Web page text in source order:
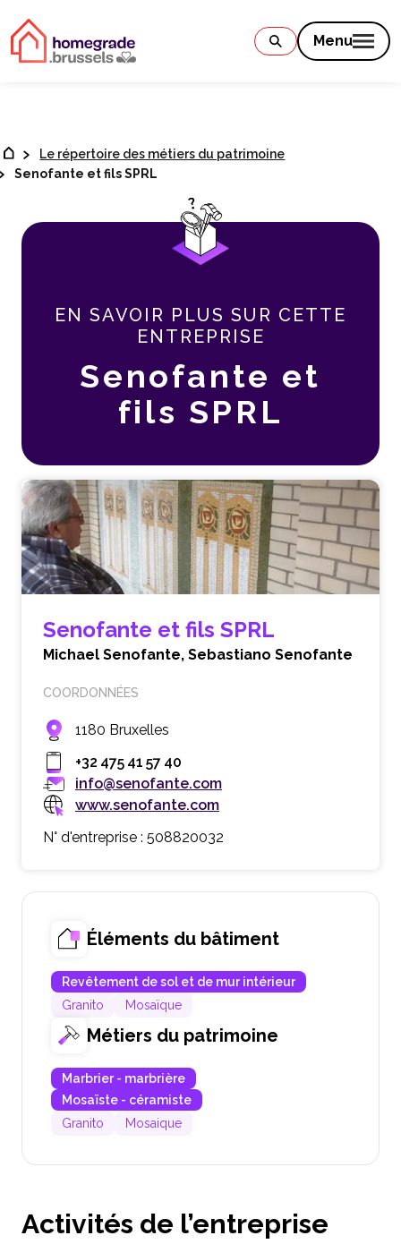
Menu
Le répertoire des métiers du patrimoine
Senofante et fils SPRL
EN SAVOIR PLUS SUR CETTE
ENTREPRISE
Senofante et
fils SPRL
Senofante et fils SPRL
Michael Senofante, Sebastiano Senofante
COORDONNÉES
1180 Bruxelles
+32 475 41 57 40
info@senofante.com
www.senofante.com
N° d'entreprise : 508820032
Éléments du bâtiment
Revêtement de sol et de mur intérieur
Granito
Mosaïque
Métiers du patrimoine
Marbrier - marbrière
Mosaïste - céramiste
Granito
Mosaique
Activités de l’entreprise